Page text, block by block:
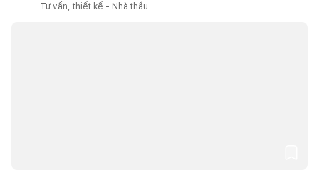
Tư vấn, thiết kế - Nhà thầu